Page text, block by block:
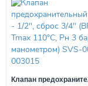
Клапан